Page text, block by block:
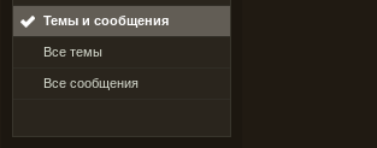
Темы и сообщения
Все темы
Все сообщения